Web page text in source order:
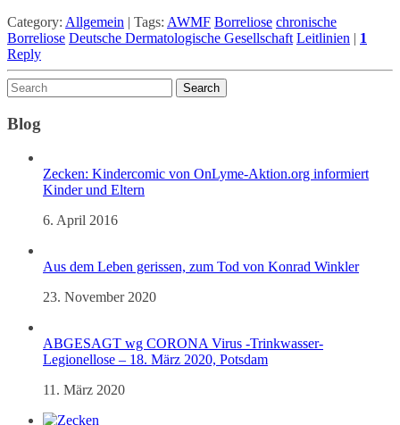
Category: Allgemein | Tags: AWMF Borreliose chronische
Borreliose Deutsche Dermatologische Gesellschaft Leitlinien | 1
Reply
Blog
Zecken: Kindercomic von OnLyme-Aktion.org informiert
Kinder und Eltern
6. April 2016
Aus dem Leben gerissen, zum Tod von Konrad Winkler
23. November 2020
ABGESAGT wg CORONA Virus -Trinkwasser-
Legionellose – 18. März 2020, Potsdam
11. März 2020